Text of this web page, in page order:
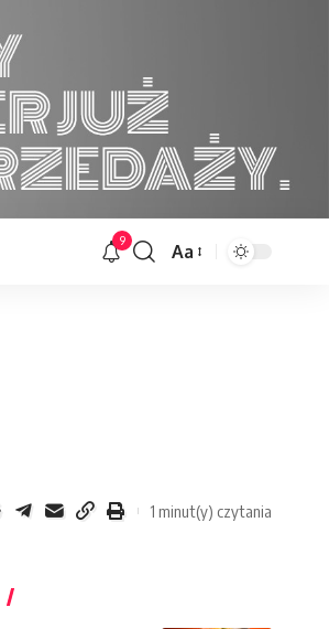
9
Font
Aa
1 minut(y) czytania